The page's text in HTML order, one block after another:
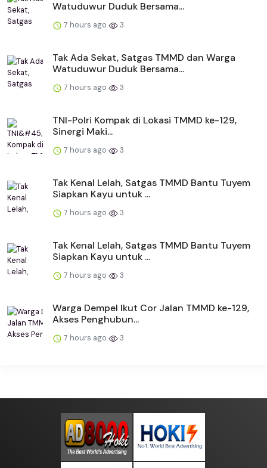
Watuduwur Duduk Bersama...
7 hours ago 3
Tak Ada Sekat, Satgas TMMD dan Warga
Watuduwur Duduk Bersama...
7 hours ago 3
TNI-Polri Kompak di Lokasi TMMD ke-129,
Sinergi Maki...
7 hours ago 3
Tak Kenal Lelah, Satgas TMMD Bantu Tuyem
Siapkan Kayu untuk ...
7 hours ago 3
Tak Kenal Lelah, Satgas TMMD Bantu Tuyem
Siapkan Kayu untuk ...
7 hours ago 3
Warga Dempel Ikut Cor Jalan TMMD ke-129,
Akses Penghubun...
7 hours ago 3